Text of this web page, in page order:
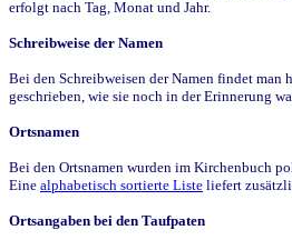
erfolgt nach Tag, Monat und Jahr.
Schreibweise der Namen
Bei den Schreibweisen der Namen findet man
geschrieben, wie sie noch in der Erinnerung
Ortsnamen
Bei den Ortsnamen wurden im Kirchenbuch
Eine alphabetisch sortierte Liste liefert
Ortsangaben bei den Taufpaten